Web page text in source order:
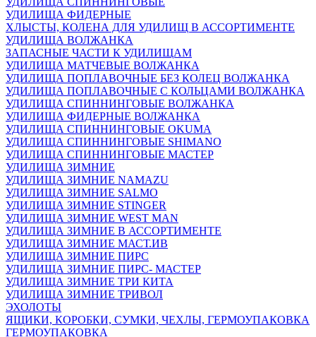
УДИЛИЩА ФИДЕРНЫЕ
ХЛЫСТЫ, КОЛЕНА ДЛЯ УДИЛИЩ В АССОРТИМЕНТЕ
УДИЛИЩА ВОЛЖАНКА
ЗАПАСНЫЕ ЧАСТИ К УДИЛИЩАМ
УДИЛИЩА МАТЧЕВЫЕ ВОЛЖАНКА
УДИЛИЩА ПОПЛАВОЧНЫЕ БЕЗ КОЛЕЦ ВОЛЖАНКА
УДИЛИЩА ПОПЛАВОЧНЫЕ С КОЛЬЦАМИ ВОЛЖАНКА
УДИЛИЩА СПИННИНГОВЫЕ ВОЛЖАНКА
УДИЛИЩА ФИДЕРНЫЕ ВОЛЖАНКА
УДИЛИЩА СПИННИНГОВЫЕ OKUMA
УДИЛИЩА СПИННИНГОВЫЕ SHIMANO
УДИЛИЩА СПИННИНГОВЫЕ МАСТЕР
УДИЛИЩА ЗИМНИЕ
УДИЛИЩА ЗИМНИЕ NAMAZU
УДИЛИЩА ЗИМНИЕ SALMO
УДИЛИЩА ЗИМНИЕ STINGER
УДИЛИЩА ЗИМНИЕ WEST MAN
УДИЛИЩА ЗИМНИЕ В АССОРТИМЕНТЕ
УДИЛИЩА ЗИМНИЕ МАСТ.ИВ
УДИЛИЩА ЗИМНИЕ ПИРС
УДИЛИЩА ЗИМНИЕ ПИРС- МАСТЕР
УДИЛИЩА ЗИМНИЕ ТРИ КИТА
УДИЛИЩА ЗИМНИЕ ТРИВОЛ
ЭХОЛОТЫ
ЯЩИКИ, КОРОБКИ, СУМКИ, ЧЕХЛЫ, ГЕРМОУПАКОВКА
ГЕРМОУПАКОВКА